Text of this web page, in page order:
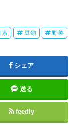
素 豆類 野菜
シェア
送る
feedly